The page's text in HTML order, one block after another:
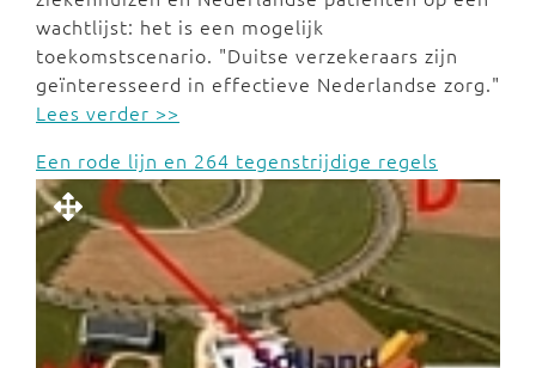
wachtlijst: het is een mogelijk
toekomstscenario. "Duitse verzekeraars zijn
geïnteresseerd in effectieve Nederlandse zorg."
Lees verder >>
Een rode lijn en 264 tegenstrijdige regels